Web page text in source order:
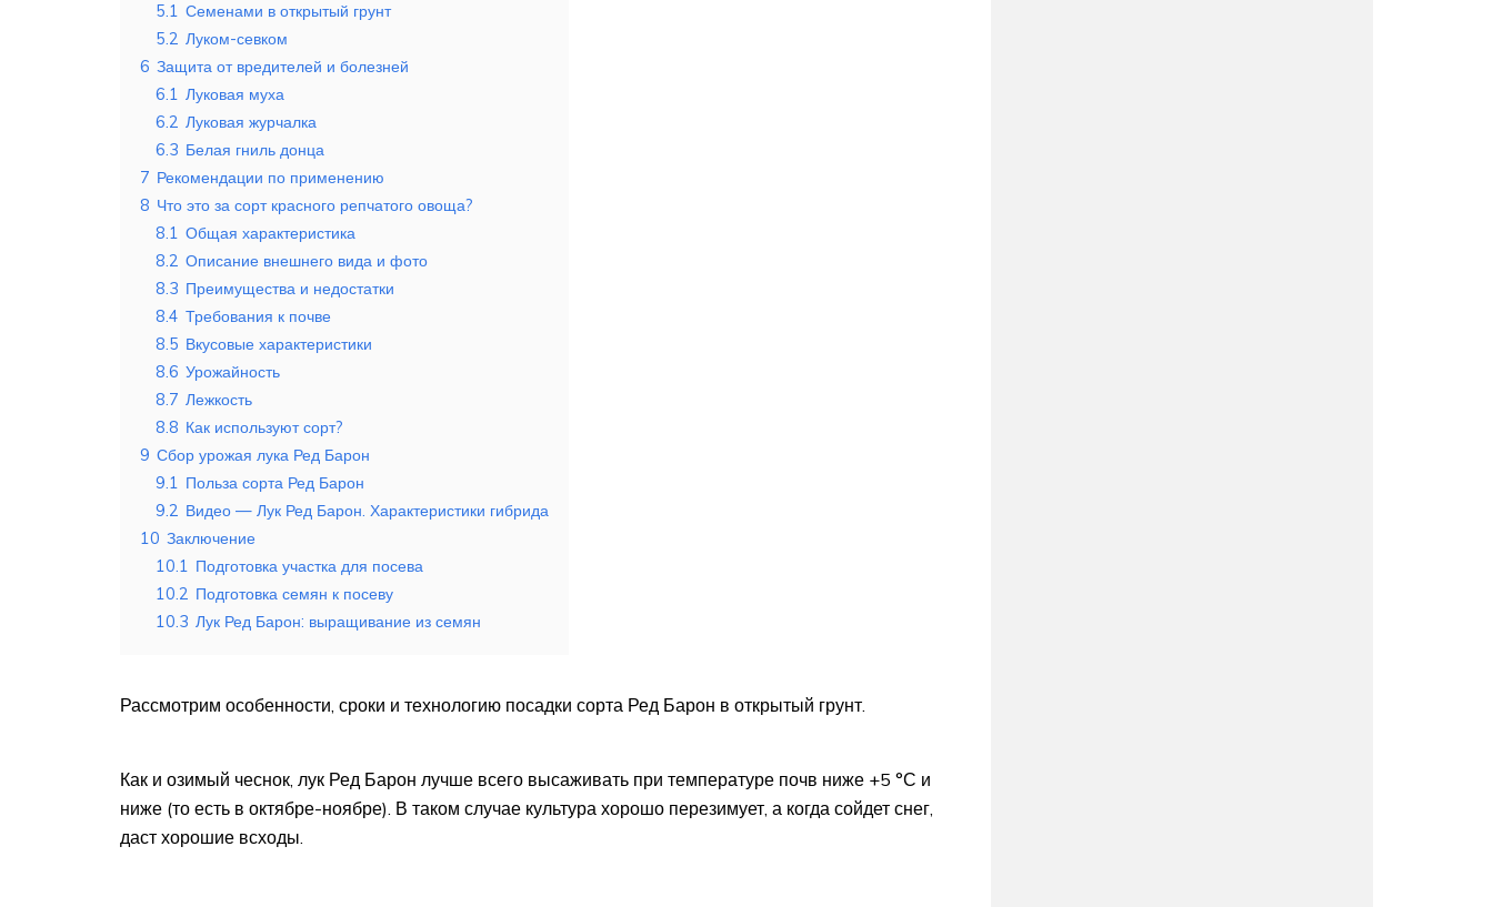
5.1 Семенами в открытый грунт
5.2 Луком-севком
6 Защита от вредителей и болезней
6.1 Луковая муха
6.2 Луковая журчалка
6.3 Белая гниль донца
7 Рекомендации по применению
8 Что это за сорт красного репчатого овоща?
8.1 Общая характеристика
8.2 Описание внешнего вида и фото
8.3 Преимущества и недостатки
8.4 Требования к почве
8.5 Вкусовые характеристики
8.6 Урожайность
8.7 Лежкость
8.8 Как используют сорт?
9 Сбор урожая лука Ред Барон
9.1 Польза сорта Ред Барон
9.2 Видео — Лук Ред Барон. Характеристики гибрида
10 Заключение
10.1 Подготовка участка для посева
10.2 Подготовка семян к посеву
10.3 Лук Ред Барон: выращивание из семян
Рассмотрим особенности, сроки и технологию посадки сорта Ред Барон в открытый грунт.
Как и озимый чеснок, лук Ред Барон лучше всего высаживать при температуре почв ниже +5 °С и
ниже (то есть в октябре-ноябре). В таком случае культура хорошо перезимует, а когда сойдет снег,
даст хорошие всходы.